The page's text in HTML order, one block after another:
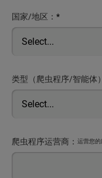
*
国家/地区：
类型（爬虫程序/智能体
爬虫程序运营商： 运营您的